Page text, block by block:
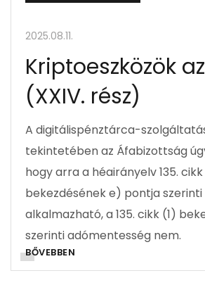
2025.08.11.
Kriptoeszközök
(XXIV. rész)
A digitálispénztárca-
tekintetében az Áfabizottság
hogy arra a héairányelv 135. cikk
bekezdésének e) pontja
alkalmazható, a 135. cikk (1)
szerinti adómentesség nem.
BŐVEBBEN